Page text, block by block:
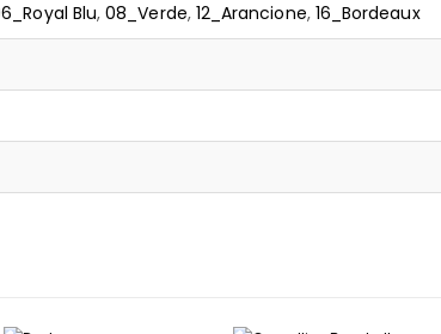
Blu,08_Verde, 12_Arancione, 16_Bordeaux